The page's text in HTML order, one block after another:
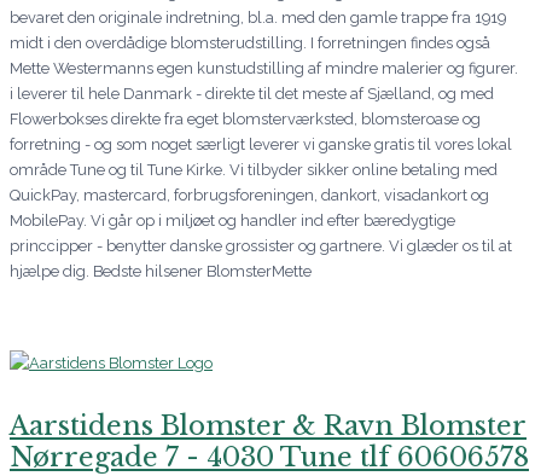
bevaret den originale indretning, bl.a. med den gamle trappe fra 1919
midt i den overdådige blomsterudstilling. I forretningen findes også
Mette Westermanns egen kunstudstilling af mindre malerier og figurer.
i leverer til hele Danmark - direkte til det meste af Sjælland, og med
Flowerbokses direkte fra eget blomsterværksted, blomsteroase og
forretning - og som noget særligt leverer vi ganske gratis til vores lokal
område Tune og til Tune Kirke. Vi tilbyder sikker online betaling med
QuickPay, mastercard, forbrugsforeningen, dankort, visadankort og
MobilePay. Vi går op i miljøet og handler ind efter bæredygtige
princcipper - benytter danske grossister og gartnere. Vi glæder os til at
hjælpe dig. Bedste hilsener BlomsterMette
Aarstidens Blomster & Ravn Blomster
Nørregade 7 - 4030 Tune tlf 60606578